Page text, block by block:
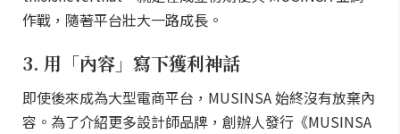
作戰，隨著平台壯大一路成長。
3. 用「內容」寫下獲利神話
即使後來成為大型電商平台，MUSINSA 始終沒有放棄內
容。為了介紹更多設計師品牌，創辦人發行《MUSINSA